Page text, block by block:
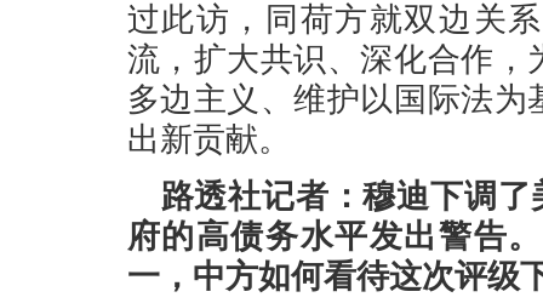
过此访，同荷方就双边关
流，扩大共识、深化合作
多边主义、维护以国际法
出新贡献。
路透社记者：穆迪下调
府的高债务水平发出警告
一，中方如何看待这次评级